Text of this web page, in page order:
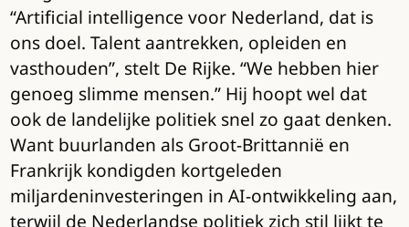
“Artificial intelligence voor Nederland, dat is
ons doel. Talent aantrekken, opleiden en
vasthouden”, stelt De Rijke. “We hebben hier
genoeg slimme mensen.” Hij hoopt wel dat
ook de landelijke politiek snel zo gaat denken.
Want buurlanden als Groot-Brittannië en
Frankrijk kondigden kortgeleden
miljardeninvesteringen in AI-ontwikkeling aan,
terwijl de Nederlandse politiek zich stil lijkt te